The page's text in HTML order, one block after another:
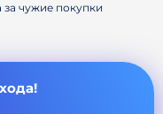
чужие покупки